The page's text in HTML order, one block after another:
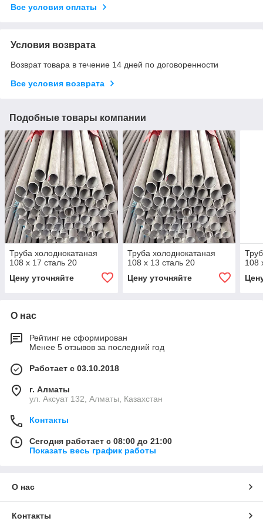
Все условия оплаты
Условия возврата
Возврат товара в течение 14 дней по договоренности
Все условия возврата
Подобные товары компании
Труба холоднокатаная
108 х 17 сталь 20
Цену уточняйте
Труба холоднокатаная
108 х 13 сталь 20
Цену уточняйте
108
О нас
Рейтинг не сформирован
Менее 5 отзывов за последний год
Работает с 03.10.2018
г. Алматы
ул. Аксуат 132, Алматы, Казахстан
Контакты
Сегодня работает с 08:00 до 21:00
Показать весь график работы
О нас
Контакты